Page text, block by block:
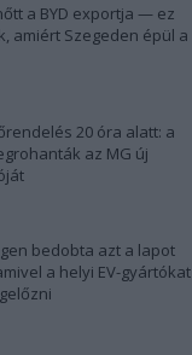
a BYD exportja — ez
amiért Szegeden épül a
20 óra alatt: a
az MG új
bedobta azt a lapot
a helyi EV-gyártókat